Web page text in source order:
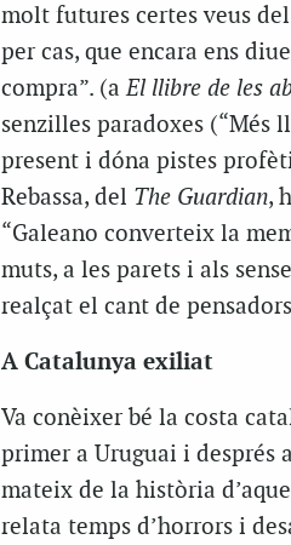
molt futures certes veus
per cas, que encara ens
compra”. (aEl llibre de les
senzilles paradoxes (“Més
present i dóna pistes
Rebassa, del The Guardian,
“Galeano converteix la
muts, a les parets i als
realçat el cant de
A Catalunya exiliat
Va conèixer bé la costa
primer a Uruguai i després
mateix de la història
relata temps d’horrors i